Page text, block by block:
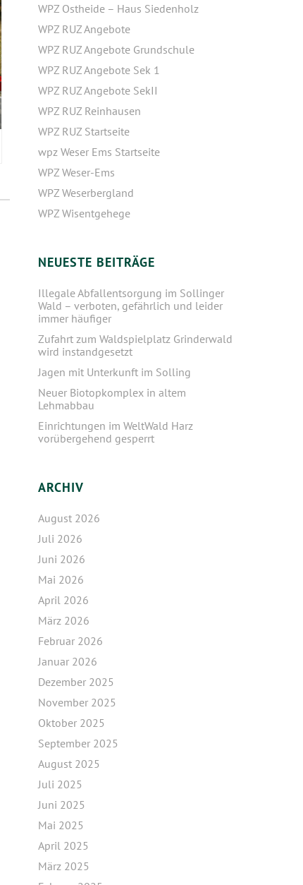
WPZ Ostheide – Haus Siedenholz
WPZ RUZ Angebote
WPZ RUZ Angebote Grundschule
WPZ RUZ Angebote Sek 1
WPZ RUZ Angebote SekII
WPZ RUZ Reinhausen
WPZ RUZ Startseite
wpz Weser Ems Startseite
WPZ Weser-Ems
WPZ Weserbergland
WPZ Wisentgehege
NEUESTE BEITRÄGE
Illegale Abfallentsorgung im Sollinger
Wald – verboten, gefährlich und leider
immer häufiger
Zufahrt zum Waldspielplatz Grinderwald
wird instandgesetzt
Jagen mit Unterkunft im Solling
Neuer Biotopkomplex in altem
Lehmabbau
Einrichtungen im WeltWald Harz
vorübergehend gesperrt
ARCHIV
August 2026
Juli 2026
Juni 2026
Mai 2026
April 2026
März 2026
Februar 2026
Januar 2026
Dezember 2025
November 2025
Oktober 2025
September 2025
August 2025
Juli 2025
Juni 2025
Mai 2025
April 2025
März 2025